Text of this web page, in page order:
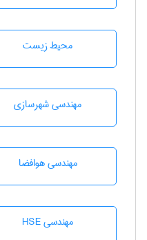
محيط زيست
مهندسی شهرسازی
مهندسی هوافضا
مهندسی HSE